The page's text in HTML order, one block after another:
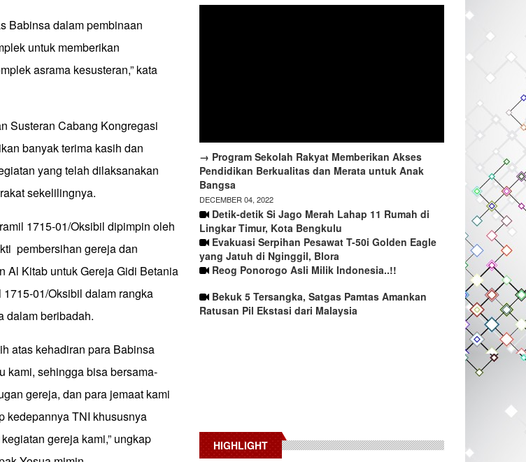
Babinsa dalam pembinaan
untuk memberikan
asrama kesusteran,” kata
Susteran Cabang Kongregasi
banyak terima kasih dan
yang telah dilaksanakan
sekelilingnya.
1715-01/Oksibil dipimpin oleh
pembersihan gereja dan
Al Kitab untuk Gereja Gidi Betania
01/Oksibil dalam rangka
dalam beribadah.
atas kehadiran para Babinsa
kami, sehingga bisa bersama-
gereja, dan para jemaat kami
kedepannya TNI khususnya
gereja kami,” ungkap
→ Program Sekolah Rakyat Memberikan Akses
Pendidikan Berkualitas dan Merata untuk Anak
Bangsa
DECEMBER 04, 2022
Detik-detik Si Jago Merah Lahap 11 Rumah di
Lingkar Timur, Kota Bengkulu
Evakuasi Serpihan Pesawat T-50i Golden Eagle
yang Jatuh di Nginggil, Blora
Reog Ponorogo Asli Milik Indonesia..!!
Bekuk 5 Tersangka, Satgas Pamtas Amankan
Ratusan Pil Ekstasi dari Malaysia
HIGHLIGHT